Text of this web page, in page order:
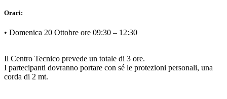
Orari:
• Domenica 20 Ottobre ore 09:30 – 12:30
Il Centro Tecnico prevede un totale di 3 ore.
I partecipanti dovranno portare con sé le protezioni personali, una
corda di 2 mt.